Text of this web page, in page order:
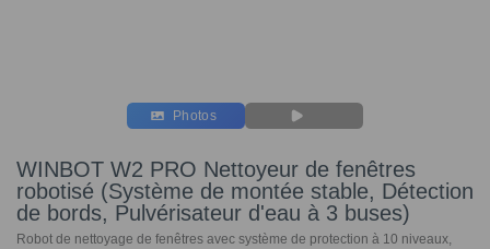
Photos
WINBOT W2 PRO Nettoyeur de fenêtres
robotisé (Système de montée stable, Détection
de bords, Pulvérisateur d'eau à 3 buses)
Robot de nettoyage de fenêtres avec système de protection à 10 niveaux,